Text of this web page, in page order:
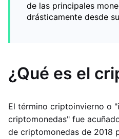
de las principales
drásticamente desde
¿Qué es el
El término criptoinvierno o
criptomonedas" fue
de criptomonedas de 2018